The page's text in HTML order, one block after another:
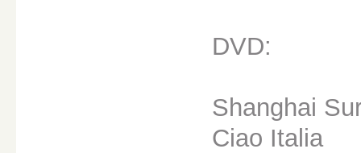
DVD:
Shanghai
Ciao Italia